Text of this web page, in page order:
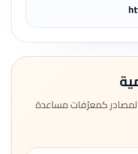
كمعرّفات مساعدة